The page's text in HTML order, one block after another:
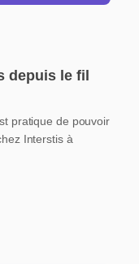
depuis le fil
pratique de pouvoir
Interstis à